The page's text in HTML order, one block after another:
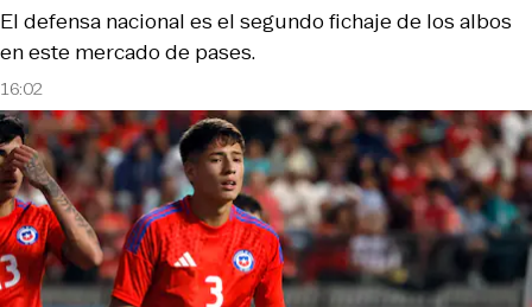
16:02
El defensa nacional es el segundo fichaje de los albos
en este mercado de pases.